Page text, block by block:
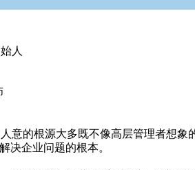
人
意的根源大多既不像高层管理者想
决企业问题的根本。